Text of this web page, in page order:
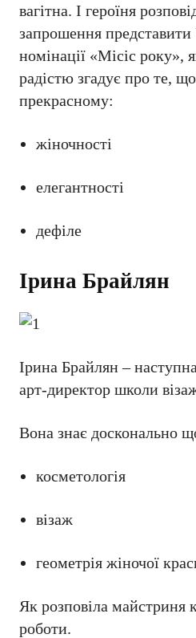
вагітна. І героїня
запрошення
номінації «Місіс
радістю згадує про те,
прекрасному:
жіночності
елегантності
дефіле
Ірина Брайлян
Ірина Брайлян –
арт-директор школи
Вона знає досконально
косметологія
візаж
геометрія жіночої
Як розповіла майстриня
роботи.